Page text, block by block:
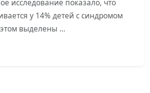
исследование показало, что
у 14% детей с синдромом
выделены …